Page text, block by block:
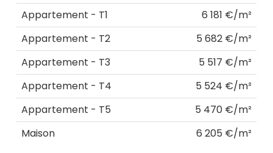
Appartement - T1
6 181 €/m²
Appartement - T2
5 682 €/m²
Appartement - T3
5 517 €/m²
Appartement - T4
5 524 €/m²
Appartement - T5
5 470 €/m²
Maison
6 205 €/m²